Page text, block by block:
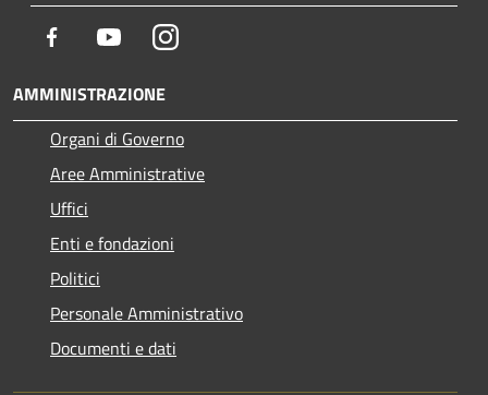
Facebook YoutubeInstagram
AMMINISTRAZIONE
Organi di Governo
Aree Amministrative
Uffici
Enti e fondazioni
Politici
Personale Amministrativo
Documenti e dati